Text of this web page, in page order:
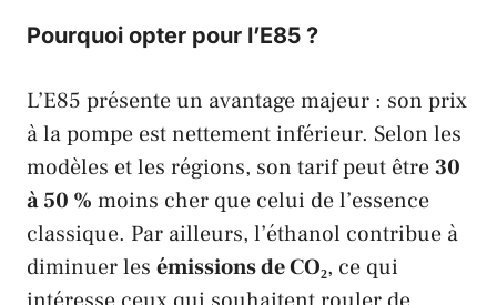
Pourquoi opter pour l’E85 ?
L’E85 présente un avantage majeur : son prix
à la pompe est nettement inférieur. Selon les
modèles et les régions, son tarif peut être30
à 50 % moins cher que celui de l’essence
classique. Par ailleurs, l’éthanol contribue à
diminuer les émissions de CO₂, ce qui